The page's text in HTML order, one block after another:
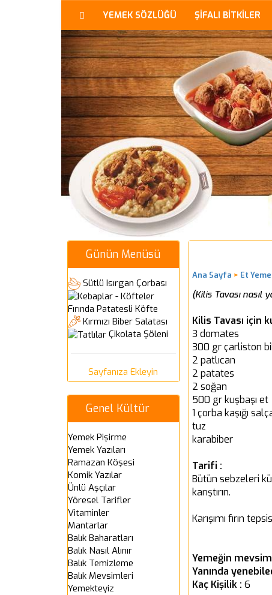
YEMEK SÖZLÜĞÜ ŞİFALI BİTKİLER
Ana Sayfa > Et
(Kilis Tavası nasıl
Kilis Tavası için
3 domates
300 gr çarliston
2 patlıcan
2 patates
2 soğan
500 gr kuşbaşı et
1 çorba kaşığı
tuz
karabiber
Tarifi :
Bütün sebzeleri
karıştırın.
Karışımı fırın
Yemeğin
Yanında
Kaç Kişilik : 6
Günün Menüsü
Sütlü Isırgan Çorbası
Fırında Patatesli Köfte
Kırmızı Biber Salatası
Çikolata Şöleni
Sayfanıza Ekleyin
Genel Kültür
Yemek Pişirme
Yemek Yazıları
Ramazan Köşesi
Komik Yazılar
Ünlü Aşçılar
Yöresel Tarifler
Vitaminler
Mantarlar
Balık Baharatları
Balık Nasıl Alınır
Balık Temizleme
Balık Mevsimleri
Yemekteyiz